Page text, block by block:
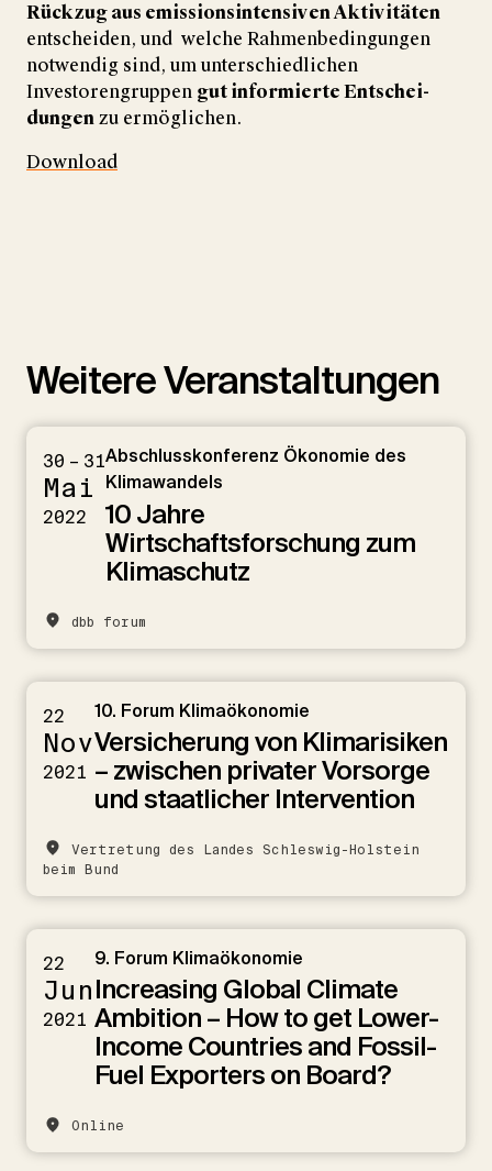
Rückzug aus emissions­intensiven Akti­vi­täten
entscheiden, und welche Rahmen­bedingungen
notwendig sind, um unter­schied­lichen
Investorengruppen gut informierte Ent­schei­
dungenzu ermög­lichen.
Download
Weitere Veranstaltungen
30 – 31
Mai
2022
Abschlusskonferenz Ökonomie des
Klimawandels
10 Jahre
Wirtschaftsforschung zum
Klimaschutz
dbb forum
22
Nov
2021
10. Forum Klimaökonomie
Versicherung von Klimarisiken
– zwischen privater Vorsorge
und staatlicher Intervention
Vertretung des Landes Schleswig-Holstein
beim Bund
22
Jun
2021
9. Forum Klimaökonomie
Increasing Global Climate
Ambition – How to get Lower-
Income Countries and Fossil-
Fuel Exporters on Board?
Online